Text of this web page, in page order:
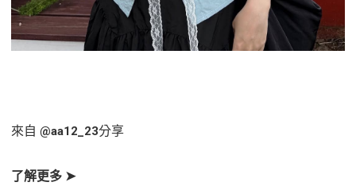
來自 @aa12_23分享
了解更多 ➤